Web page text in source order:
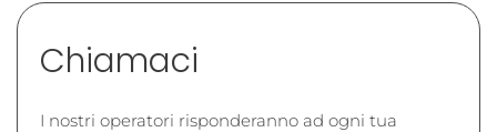
Chiamaci
I nostri operatori risponderanno ad ogni tua